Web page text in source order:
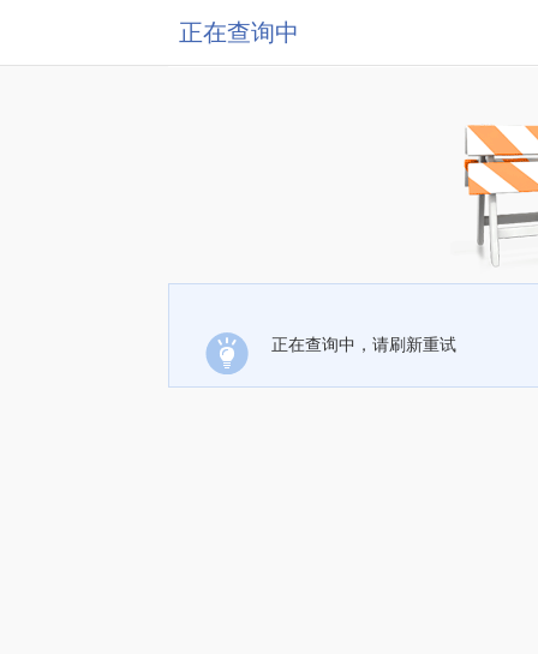
正在查询中
正在查询中，请刷新重试